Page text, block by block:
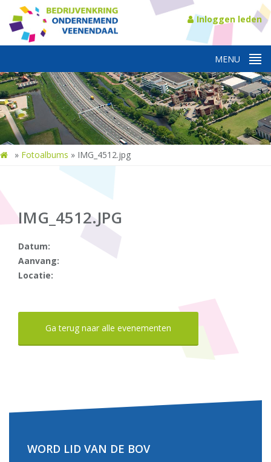
Inloggen leden
» Fotoalbums » IMG_4512.jpg
IMG_4512.JPG
Datum:
Aanvang:
Locatie:
Ga terug naar alle evenementen
WORD LID VAN DE BOV